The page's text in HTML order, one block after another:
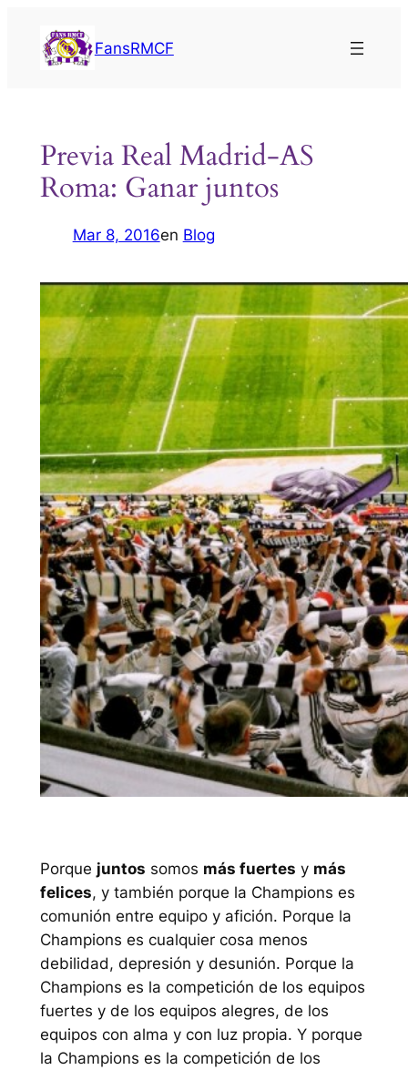
contenido
FansRMCF
Previa Real Madrid-AS
Roma: Ganar juntos
Mar 8, 2016en Blog
Porque juntos somos más fuertes y más
felices, y también porque la Champions es
comunión entre equipo y afición. Porque la
Champions es cualquier cosa menos
debilidad, depresión y desunión. Porque la
Champions es la competición de los equipos
fuertes y de los equipos alegres, de los
equipos con alma y con luz propia. Y porque
la Champions es la competición de los